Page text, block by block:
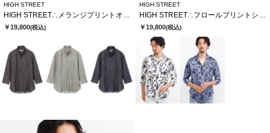
HIGH STREET
HIGH STREET∴メランジプリントオブロング７分袖シャツ
￥19,800(税込)
HIGH STREET
HIGH STREET∴フロールプリントショートウイング７分袖シャツ
￥19,800(税込)